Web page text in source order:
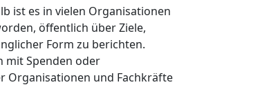
ist es in vielen Organisationen
öffentlich über Ziele,
Form zu berichten.
mit Spenden oder
Organisationen und Fachkräfte